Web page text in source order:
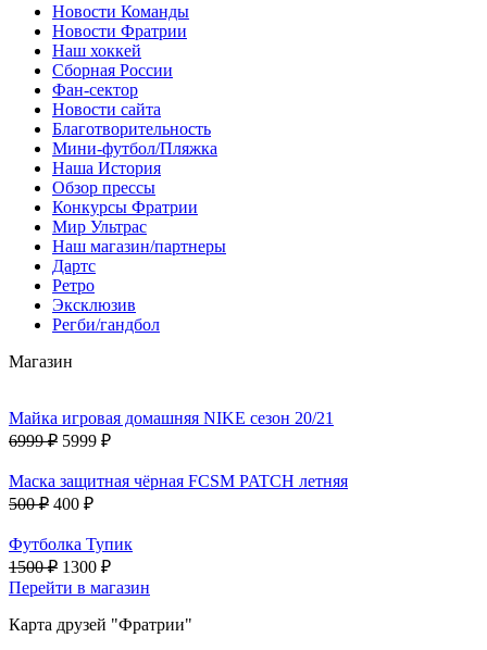
Новости Команды
Новости Фратрии
Наш хоккей
Сборная России
Фан-cектор
Новости сайта
Благотворительность
Мини-футбол/Пляжка
Наша История
Обзор прессы
Конкурсы Фратрии
Мир Ультрас
Наш магазин/партнеры
Дартс
Ретро
Эксклюзив
Регби/гандбол
Магазин
Майка игровая домашняя NIKE сезон 20/21
6999 ₽ 5999 ₽
Маска защитная чёрная FCSM PATCH летняя
500 ₽ 400 ₽
Футболка Тупик
1500 ₽ 1300 ₽
Перейти в магазин
Карта друзей "Фратрии"